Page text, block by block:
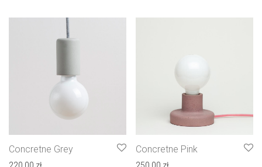
Concretne Grey Concretne Pink